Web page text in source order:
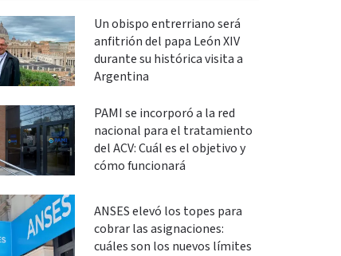
Un obispo entrerriano será
anfitrión del papa León XIV
durante su histórica visita a
Argentina
PAMI se incorporó a la red
nacional para el tratamiento
del ACV: Cuál es el objetivo y
cómo funcionará
ANSES elevó los topes para
cobrar las asignaciones:
cuáles son los nuevos límites